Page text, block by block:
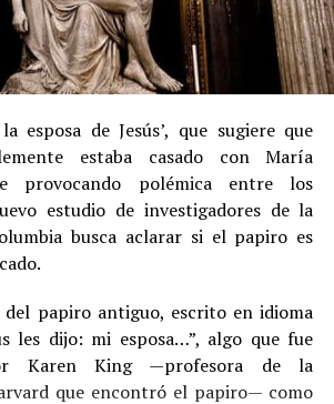
esposa de Jesús’, que sugiere que
estaba casado con María
provocando polémica entre los
estudio de investigadores de la
busca aclarar si el papiro es
del papiro antiguo, escrito en idioma
les dijo: mi esposa…”, algo que fue
Karen King —profesora de la
que encontró el papiro— como